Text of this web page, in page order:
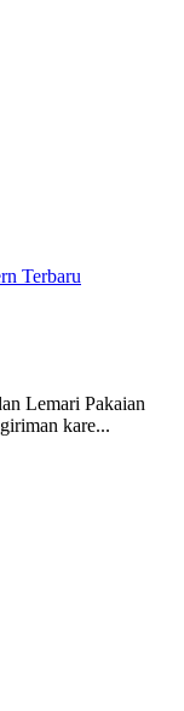
Terbaru
Lemari Pakaian
kare...
p...
dan kayu jati tua